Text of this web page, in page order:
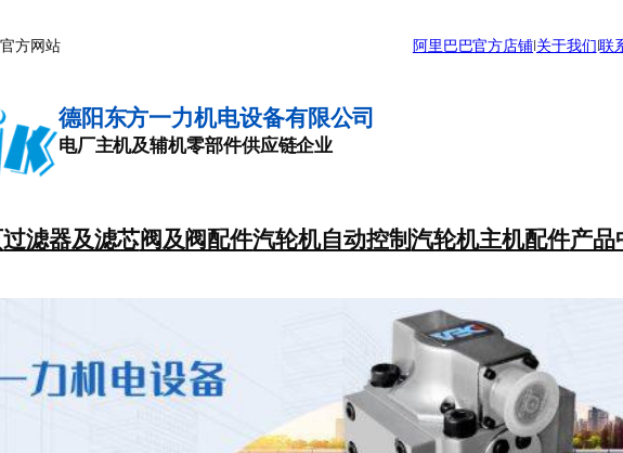
方网站 阿里巴巴官方店铺|关于我们|联
德阳东方一力机电设备有限公司
电厂主机及辅机零部件供应链企业
过滤器及滤芯阀及阀配件汽轮机自动控制汽轮机主机配件产品